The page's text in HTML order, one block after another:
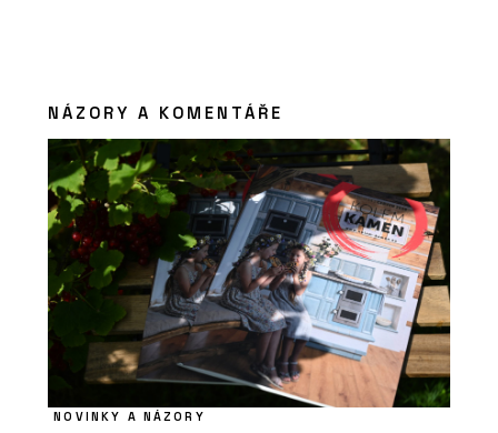
NÁZORY A KOMENTÁŘE
NOVINKY A NÁZORY